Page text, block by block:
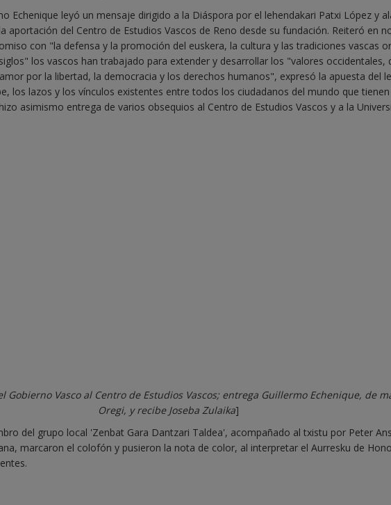
Echenique leyó un mensaje dirigido a la Diáspora por el lehendakari Patxi López y
aportación del Centro de Estudios Vascos de Reno desde su fundación. Reiteró en
con "la defensa y la promoción del euskera, la cultura y las tradiciones vascas
los vascos han trabajado para extender y desarrollar los "valores occidentales,
por la libertad, la democracia y los derechos humanos", expresó la apuesta del
los lazos y los vínculos existentes entre todos los ciudadanos del mundo que
asimismo entrega de varios obsequios al Centro de Estudios Vascos y a la
Gobierno Vasco al Centro de Estudios Vascos; entrega Guillermo Echenique, de
Oregi, y recibe Joseba Zulaika]
del grupo local 'Zenbat Gara Dantzari Taldea', acompañado al txistu por Peter
marcaron el colofón y pusieron la nota de color, al interpretar el Aurresku de